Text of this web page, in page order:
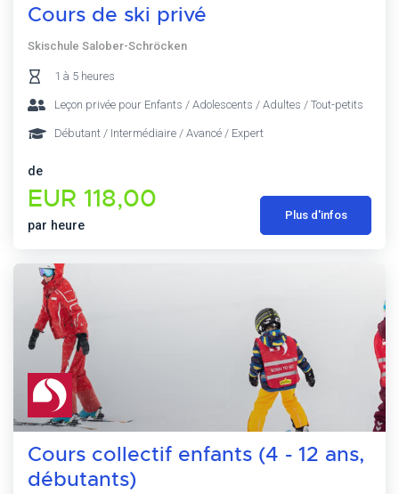
Cours de ski privé
Skischule Salober-Schröcken
1 à 5 heures
Leçon privée pour Enfants / Adolescents / Adultes / Tout-petits
Débutant / Intermédiaire / Avancé / Expert
de
EUR 118,00
par heure
Plus d'infos
Cours collectif enfants (4 - 12 ans,
débutants)